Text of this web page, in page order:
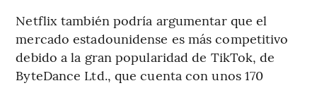
Netflix también podría argumentar que el
mercado estadounidense es más competitivo
debido a la gran popularidad de TikTok, de
ByteDance Ltd., que cuenta con unos 170